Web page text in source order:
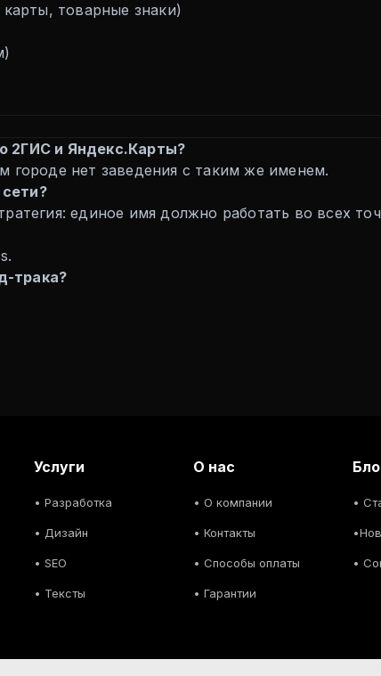
товарные знаки)
2ГИС и Яндекс.Карты?
городе нет заведения с таким же именем.
единое имя должно работать во всех
трака?
Услуги
• Разработка
• Дизайн
• SEO
• Тексты
О нас
• О компании
• Контакты
• Способы оплаты
• Гарантии
• С
•
• С